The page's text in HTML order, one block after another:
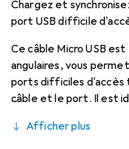
Chargez et
port USB difficile
Ce câble Micro USB
angulaires, vous
ports difficiles d'accès
câble et le port. Il est
pourraient être
Afficher plus